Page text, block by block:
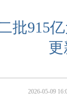
批915
2026-05-09